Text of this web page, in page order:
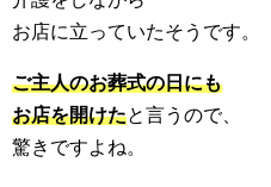
お店に立っていたそうです。
ご主人のお葬式の日にも
お店を開けたと言うので、
驚きですよね。